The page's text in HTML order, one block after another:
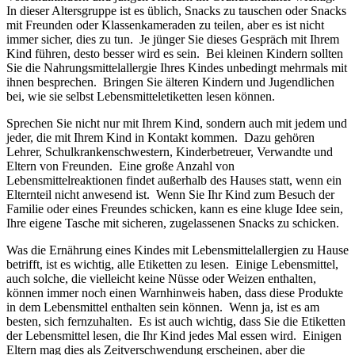
In dieser Altersgruppe ist es üblich, Snacks zu tauschen oder Snacks
mit Freunden oder Klassenkameraden zu teilen, aber es ist nicht
immer sicher, dies zu tun. Je jünger Sie dieses Gespräch mit Ihrem
Kind führen, desto besser wird es sein. Bei kleinen Kindern sollten
Sie die Nahrungsmittelallergie Ihres Kindes unbedingt mehrmals mit
ihnen besprechen. Bringen Sie älteren Kindern und Jugendlichen
bei, wie sie selbst Lebensmitteletiketten lesen können.
Sprechen Sie nicht nur mit Ihrem Kind, sondern auch mit jedem und
jeder, die mit Ihrem Kind in Kontakt kommen. Dazu gehören
Lehrer, Schulkrankenschwestern, Kinderbetreuer, Verwandte und
Eltern von Freunden. Eine große Anzahl von
Lebensmittelreaktionen findet außerhalb des Hauses statt, wenn ein
Elternteil nicht anwesend ist. Wenn Sie Ihr Kind zum Besuch der
Familie oder eines Freundes schicken, kann es eine kluge Idee sein,
Ihre eigene Tasche mit sicheren, zugelassenen Snacks zu schicken.
Was die Ernährung eines Kindes mit Lebensmittelallergien zu Hause
betrifft, ist es wichtig, alle Etiketten zu lesen. Einige Lebensmittel,
auch solche, die vielleicht keine Nüsse oder Weizen enthalten,
können immer noch einen Warnhinweis haben, dass diese Produkte
in dem Lebensmittel enthalten sein können. Wenn ja, ist es am
besten, sich fernzuhalten. Es ist auch wichtig, dass Sie die Etiketten
der Lebensmittel lesen, die Ihr Kind jedes Mal essen wird. Einigen
Eltern mag dies als Zeitverschwendung erscheinen, aber die